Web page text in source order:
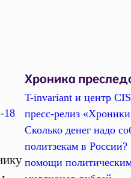
18
Хроника
T-invariant и центр
пресс-релиз
Сколько денег надо
политзекам в
помощи